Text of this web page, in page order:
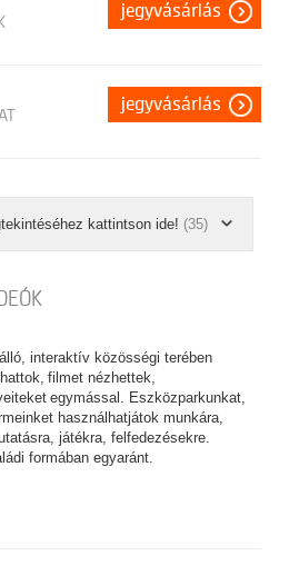
jegyvásárlás
jegyvásárlás
kattintson ide! (35)
interaktív közösségi terében
filmet nézhettek,
egymással. Eszközparkunkat,
használhatjátok munkára,
játékra, felfedezésekre.
formában egyaránt.